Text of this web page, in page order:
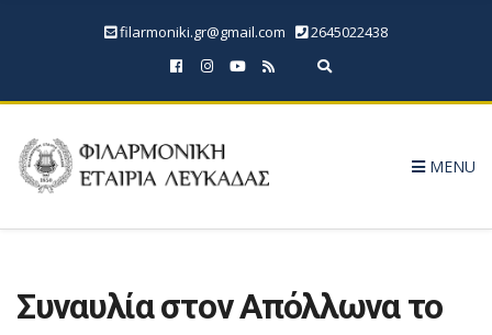
filarmoniki.gr@gmail.com
2645022438
Expand search form
MENU
Συναυλία στον Απόλλωνα το